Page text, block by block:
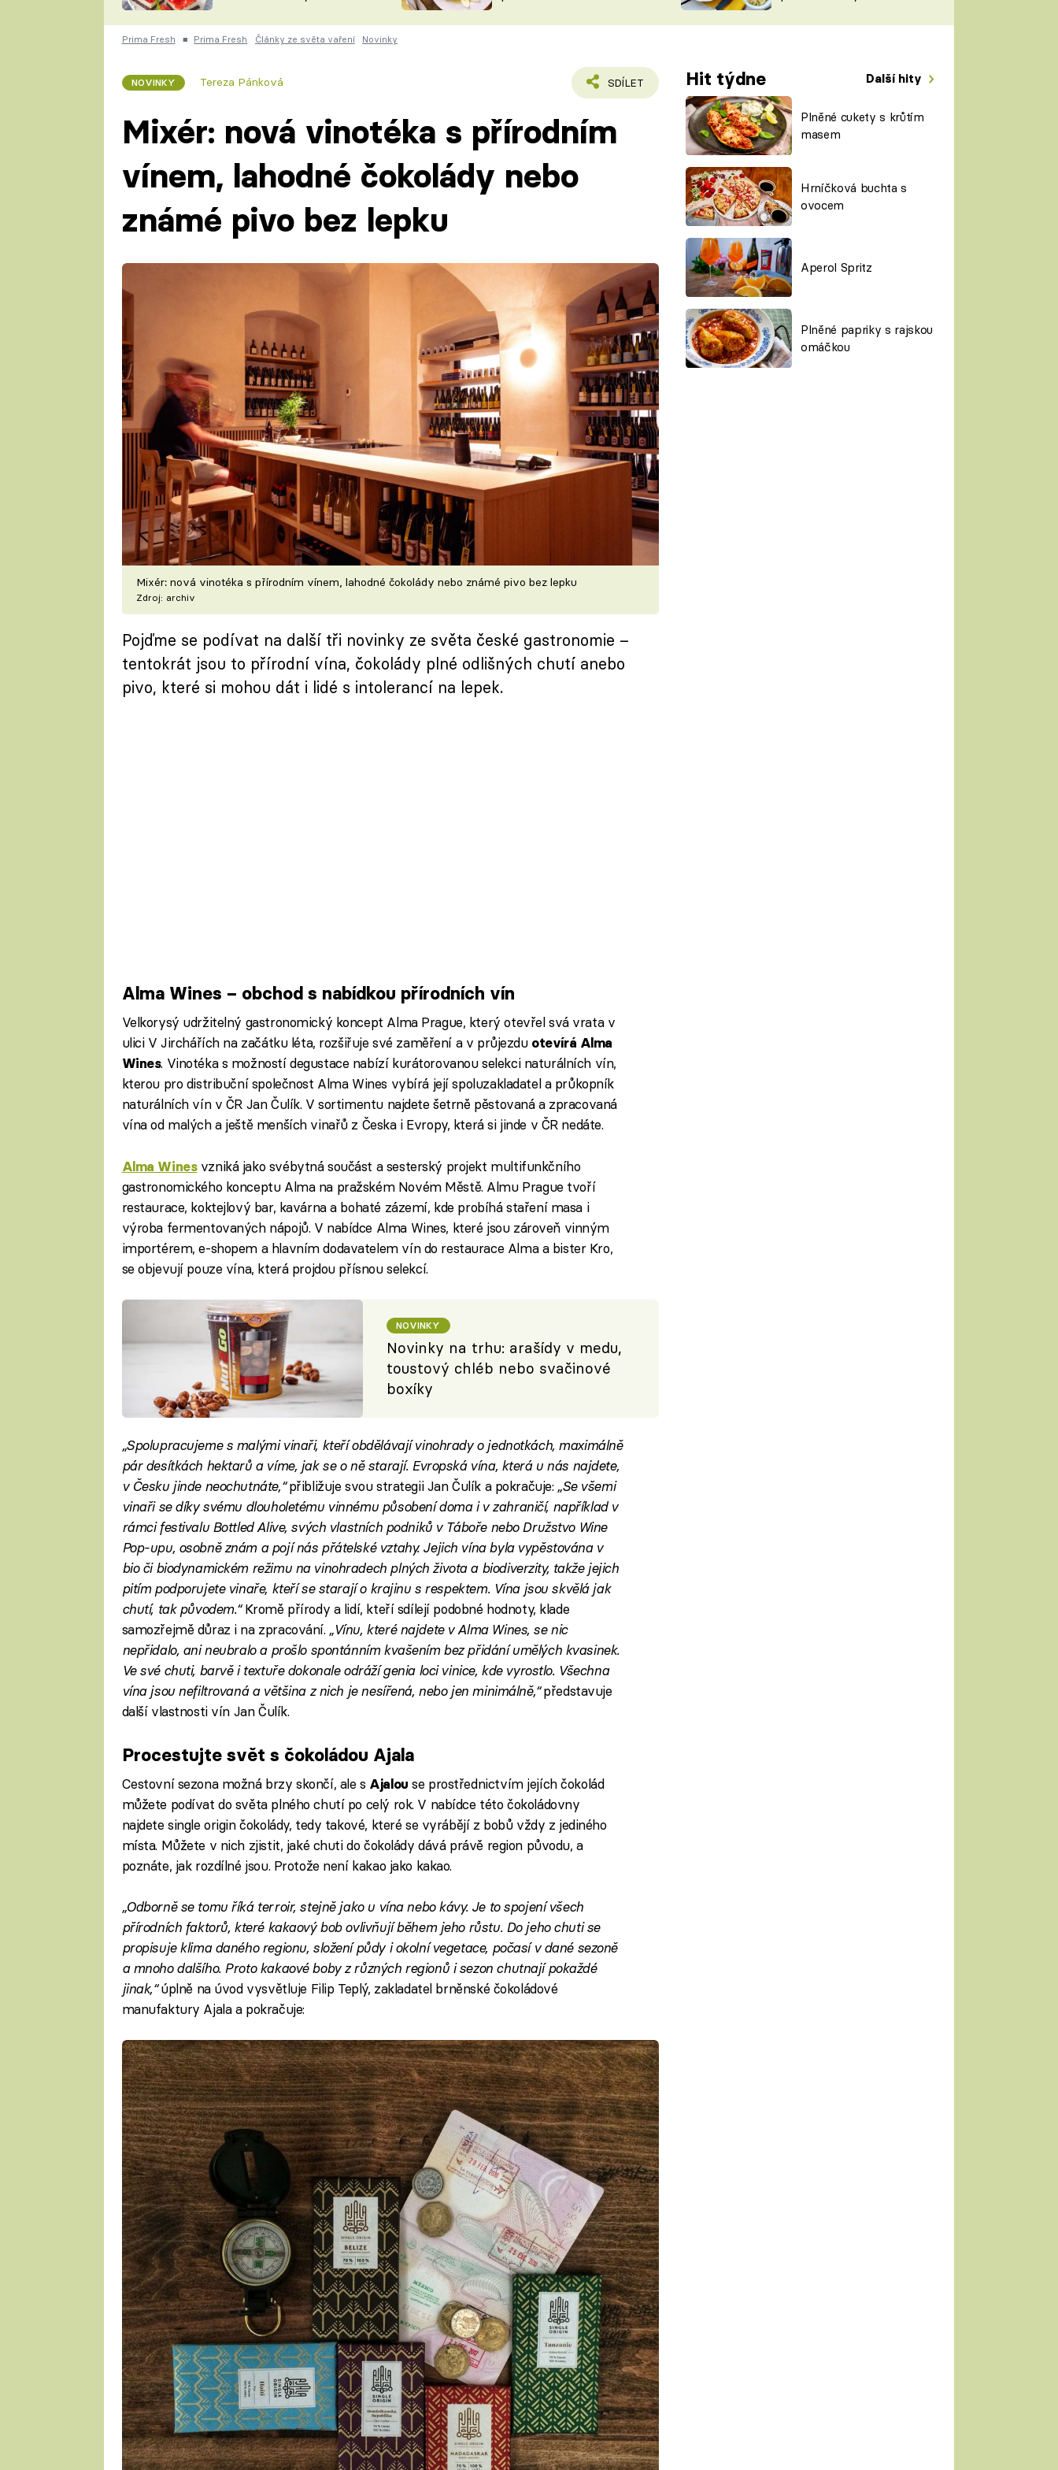
ČESKO NA TALÍŘI
KUCHAŘKA
VYCHYTÁVKY
ŠÉFREDAKTORKY
ČASOPIS
Prima Fresh ■ Prima Fresh Články ze světa vaření Novinky
NOVINKY Tereza Pánková SDÍLET Hit týdne Další hity
Plněné cukety s krůtím
masem
Hrníčková buchta s
ovocem
Aperol Spritz
Plněné papriky s rajskou
omáčkou
Mixér: nová vinotéka s přírodním
vínem, lahodné čokolády nebo
známé pivo bez lepku
Mixér: nová vinotéka s přírodním vínem, lahodné čokolády nebo známé pivo bez lepku
Zdroj: archiv
Pojďme se podívat na další tři novinky ze světa české gastronomie –
tentokrát jsou to přírodní vína, čokolády plné odlišných chutí anebo
pivo, které si mohou dát i lidé s intolerancí na lepek.
Alma Wines – obchod s nabídkou přírodních vín
Velkorysý udržitelný gastronomický koncept Alma Prague, který otevřel svá vrata v
ulici V Jirchářích na začátku léta, rozšiřuje své zaměření a v průjezdu otevírá Alma
Wines. Vinotéka s možností degustace nabízí kurátorovanou selekci naturálních vín,
kterou pro distribuční společnost Alma Wines vybírá její spoluzakladatel a průkopník
naturálních vín v ČR Jan Čulík. V sortimentu najdete šetrně pěstovaná a zpracovaná
vína od malých a ještě menších vinařů z Česka i Evropy, která si jinde v ČR nedáte.
Alma Winesvzniká jako svébytná součást a sesterský projekt multifunkčního
gastronomického konceptu Alma na pražském Novém Městě. Almu Prague tvoří
restaurace, koktejlový bar, kavárna a bohaté zázemí, kde probíhá staření masa i
výroba fermentovaných nápojů. V nabídce Alma Wines, které jsou zároveň vinným
importérem, e-shopem a hlavním dodavatelem vín do restaurace Alma a bister Kro,
se objevují pouze vína, která projdou přísnou selekcí.
NOVINKY
Novinky na trhu: arašídy v medu,
toustový chléb nebo svačinové
boxíky
„Spolupracujeme s malými vinaři, kteří obdělávají vinohrady o jednotkách, maximálně
pár desítkách hektarů a víme, jak se o ně starají. Evropská vína, která u nás najdete,
v Česku jinde neochutnáte,“přibližuje svou strategii Jan Čulík a pokračuje: „Se všemi
vinaři se díky svému dlouholetému vinnému působení doma i v zahraničí, například v
rámci festivalu Bottled Alive, svých vlastních podniků v Táboře nebo Družstvo Wine
Pop-upu, osobně znám a pojí nás přátelské vztahy. Jejich vína byla vypěstována v
bio či biodynamickém režimu na vinohradech plných života a biodiverzity, takže jejich
pitím podporujete vinaře, kteří se starají o krajinu s respektem. Vína jsou skvělá jak
chutí, tak původem.“Kromě přírody a lidí, kteří sdílejí podobné hodnoty, klade
samozřejmě důraz i na zpracování. „Vínu, které najdete v Alma Wines, se nic
nepřidalo, ani neubralo a prošlo spontánním kvašením bez přidání umělých kvasinek.
Ve své chuti, barvě i textuře dokonale odráží genia loci vinice, kde vyrostlo. Všechna
vína jsou nefiltrovaná a většina z nich je nesířená, nebo jen minimálně,“představuje
další vlastnosti vín Jan Čulík.
Procestujte svět s čokoládou Ajala
Cestovní sezona možná brzy skončí, ale s Ajalou se prostřednictvím jejích čokolád
můžete podívat do světa plného chutí po celý rok. V nabídce této čokoládovny
najdete single origin čokolády, tedy takové, které se vyrábějí z bobů vždy z jediného
místa. Můžete v nich zjistit, jaké chuti do čokolády dává právě region původu, a
poznáte, jak rozdílné jsou. Protože není kakao jako kakao.
„Odborně se tomu říká terroir, stejně jako u vína nebo kávy. Je to spojení všech
přírodních faktorů, které kakaový bob ovlivňují během jeho růstu. Do jeho chuti se
propisuje klima daného regionu, složení půdy i okolní vegetace, počasí v dané sezoně
a mnoho dalšího. Proto kakaové boby z různých regionů i sezon chutnají pokaždé
jinak,“úplně na úvod vysvětluje Filip Teplý, zakladatel brněnské čokoládové
manufaktury Ajala a pokračuje: